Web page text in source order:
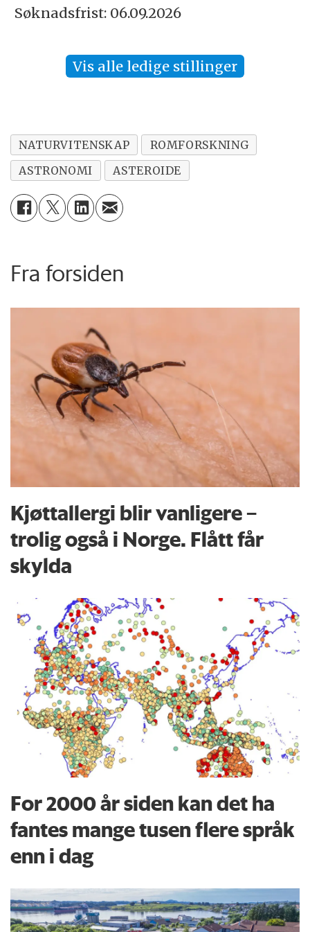
Søknadsfrist: 06.09.2026
Vis alle ledige stillinger
NATURVITENSKAP
ROMFORSKNING
ASTRONOMI
ASTEROIDE
Fra forsiden
Kjøttallergi blir vanligere –
trolig også i Norge. Flått får
skylda
For 2000 år siden kan det ha
fantes mange tusen flere språk
enn i dag